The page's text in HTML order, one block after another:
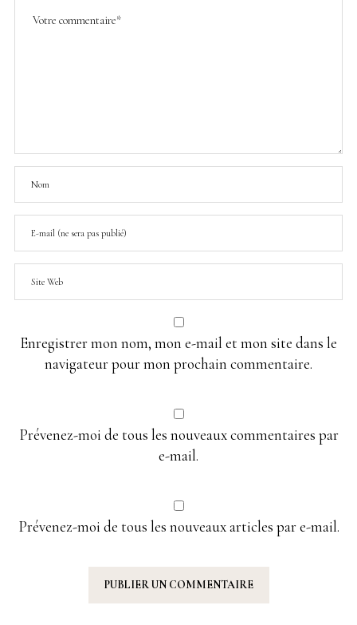
Enregistrer mon nom, mon e-mail et mon site dans le
navigateur pour mon prochain commentaire.
Prévenez-moi de tous les nouveaux commentaires par
e-mail.
Prévenez-moi de tous les nouveaux articles par e-mail.